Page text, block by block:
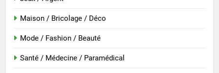
Maison / Bricolage / Déco
Mode / Fashion / Beauté
Santé / Médecine / Paramédical